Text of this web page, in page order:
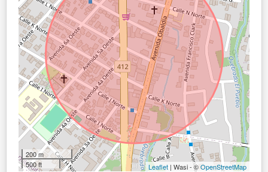
200 m
500 ft
Leaflet | Wasi - ©OpenStreetMap